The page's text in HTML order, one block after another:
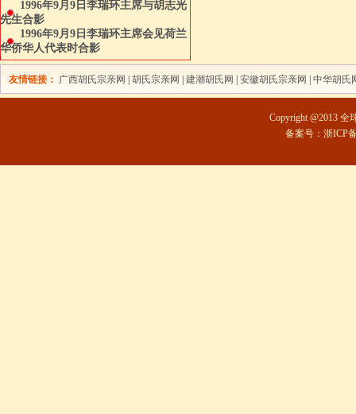
1996年9月9日李瑞环主席与胡志光
先生合影
1996年9月9日李瑞环主席会见荷兰
华侨华人代表时合影
友情链接： 广西胡氏宗亲网 胡氏宗亲网 建潮胡氏网 安徽胡氏宗亲网 中华胡氏
Copyright @2013
备案号：浙ICP